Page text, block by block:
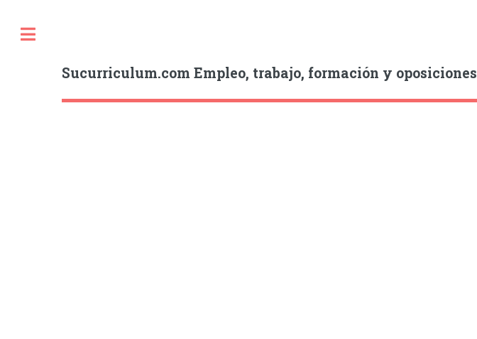
Sucurriculum.com Empleo, trabajo, formación y oposiciones